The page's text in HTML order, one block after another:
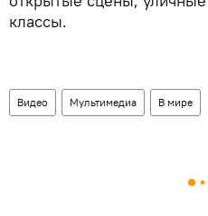
классы.
Видео Мультимедиа В мире